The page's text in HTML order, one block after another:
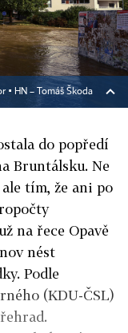
▪ HN – Tomáš Škoda
do popředí
Bruntálsku. Ne
ale tím, že ani po
na řece Opavě
nést
Podle
(KDU-ČSL)